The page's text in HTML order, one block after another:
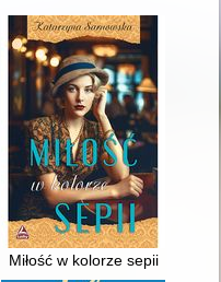
Miłość w kolorze sepii